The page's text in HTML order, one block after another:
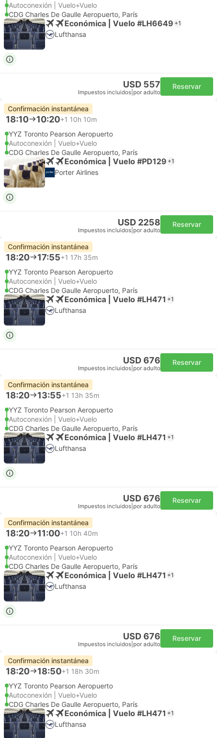
Autoconexión | Vuelo+Vuelo
CDG Charles De Gaulle Aeropuerto, París
Económica | Vuelo #LH6649 +1
Lufthansa
USD 557
Impuestos incluidos por adulto
Reservar
Confirmación instantánea
18:10 10:20+1 10h 10m
YYZ Toronto Pearson Aeropuerto
Autoconexión | Vuelo+Vuelo
CDG Charles De Gaulle Aeropuerto, París
Económica | Vuelo #PD129 +1
Porter Airlines
USD 2258
Impuestos incluidos por adulto
Reservar
Confirmación instantánea
18:20 17:55+1 17h 35m
YYZ Toronto Pearson Aeropuerto
Autoconexión | Vuelo+Vuelo
CDG Charles De Gaulle Aeropuerto, París
Económica | Vuelo #LH471 +1
Lufthansa
USD 676
Impuestos incluidos por adulto
Reservar
Confirmación instantánea
18:20 13:55+1 13h 35m
YYZ Toronto Pearson Aeropuerto
Autoconexión | Vuelo+Vuelo
CDG Charles De Gaulle Aeropuerto, París
Económica | Vuelo #LH471 +1
Lufthansa
USD 676
Impuestos incluidos por adulto
Reservar
Confirmación instantánea
18:20 11:00+1 10h 40m
YYZ Toronto Pearson Aeropuerto
Autoconexión | Vuelo+Vuelo
CDG Charles De Gaulle Aeropuerto, París
Económica | Vuelo #LH471 +1
Lufthansa
USD 676
Impuestos incluidos por adulto
Reservar
Confirmación instantánea
18:20 18:50+1 18h 30m
YYZ Toronto Pearson Aeropuerto
Autoconexión | Vuelo+Vuelo
CDG Charles De Gaulle Aeropuerto, París
Económica | Vuelo #LH471 +1
Lufthansa